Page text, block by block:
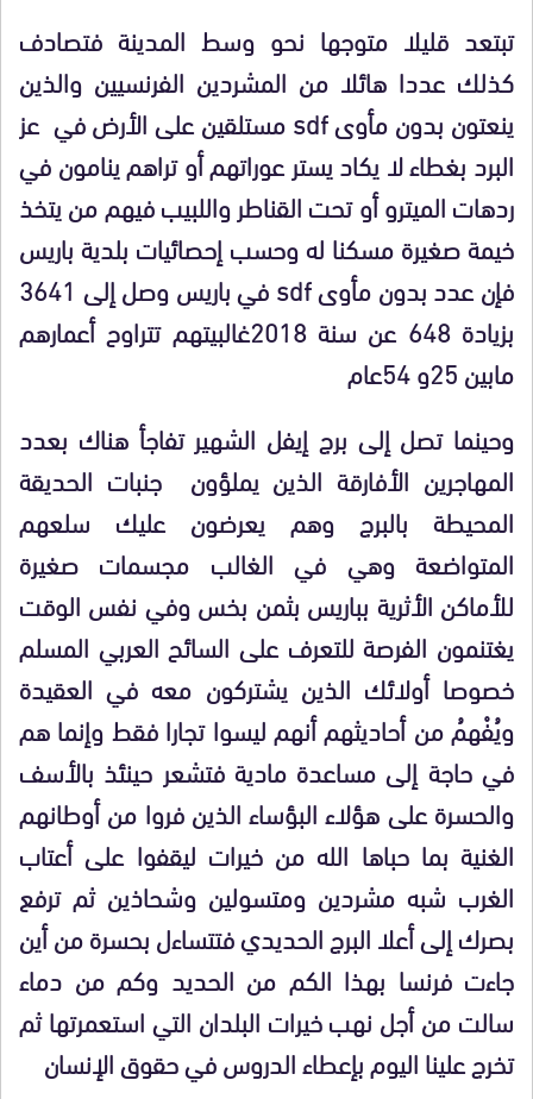
تبتعد قليلا متوجها نحو وسط المدينة فتصادف
كذلك عددا هائلا من المشردين الفرنسيين والذين
ينعتون بدون مأوى sdf مستلقين على الأرض في عز
البرد بغطاء لا يكاد يستر عوراتهم أو تراهم ينامون في
ردهات الميترو أو تحت القناطر واللبيب فيهم من يتخذ
خيمة صغيرة مسكنا له وحسب إحصائيات بلدية باريس
فإن عدد بدون مأوى sdf في باريس وصل إلى 3641
بزيادة 648 عن سنة 2018غالبيتهم تتراوح أعمارهم
مابين 25و 54عام
وحينما تصل إلى برج إيفل الشهير تفاجأ هناك بعدد
المهاجرين الأفارقة الذين يملؤون جنبات الحديقة
المحيطة بالبرج وهم يعرضون عليك سلعهم
المتواضعة وهي في الغالب مجسمات صغيرة
للأماكن الأثرية بباريس بثمن بخس وفي نفس الوقت
يغتنمون الفرصة للتعرف على السائح العربي المسلم
خصوصا أولائك الذين يشتركون معه في العقيدة
ويُفْهمُ من أحاديثهم أنهم ليسوا تجارا فقط وإنما هم
في حاجة إلى مساعدة مادية فتشعر حينئذ بالأسف
والحسرة على هؤلاء البؤساء الذين فروا من أوطانهم
الغنية بما حباها الله من خيرات ليقفوا على أعتاب
الغرب شبه مشردين ومتسولين وشحاذين ثم ترفع
بصرك إلى أعلا البرج الحديدي فتتساءل بحسرة من أين
جاءت فرنسا بهذا الكم من الحديد وكم من دماء
سالت من أجل نهب خيرات البلدان التي استعمرتها ثم
تخرج علينا اليوم بإعطاء الدروس في حقوق الإنسان